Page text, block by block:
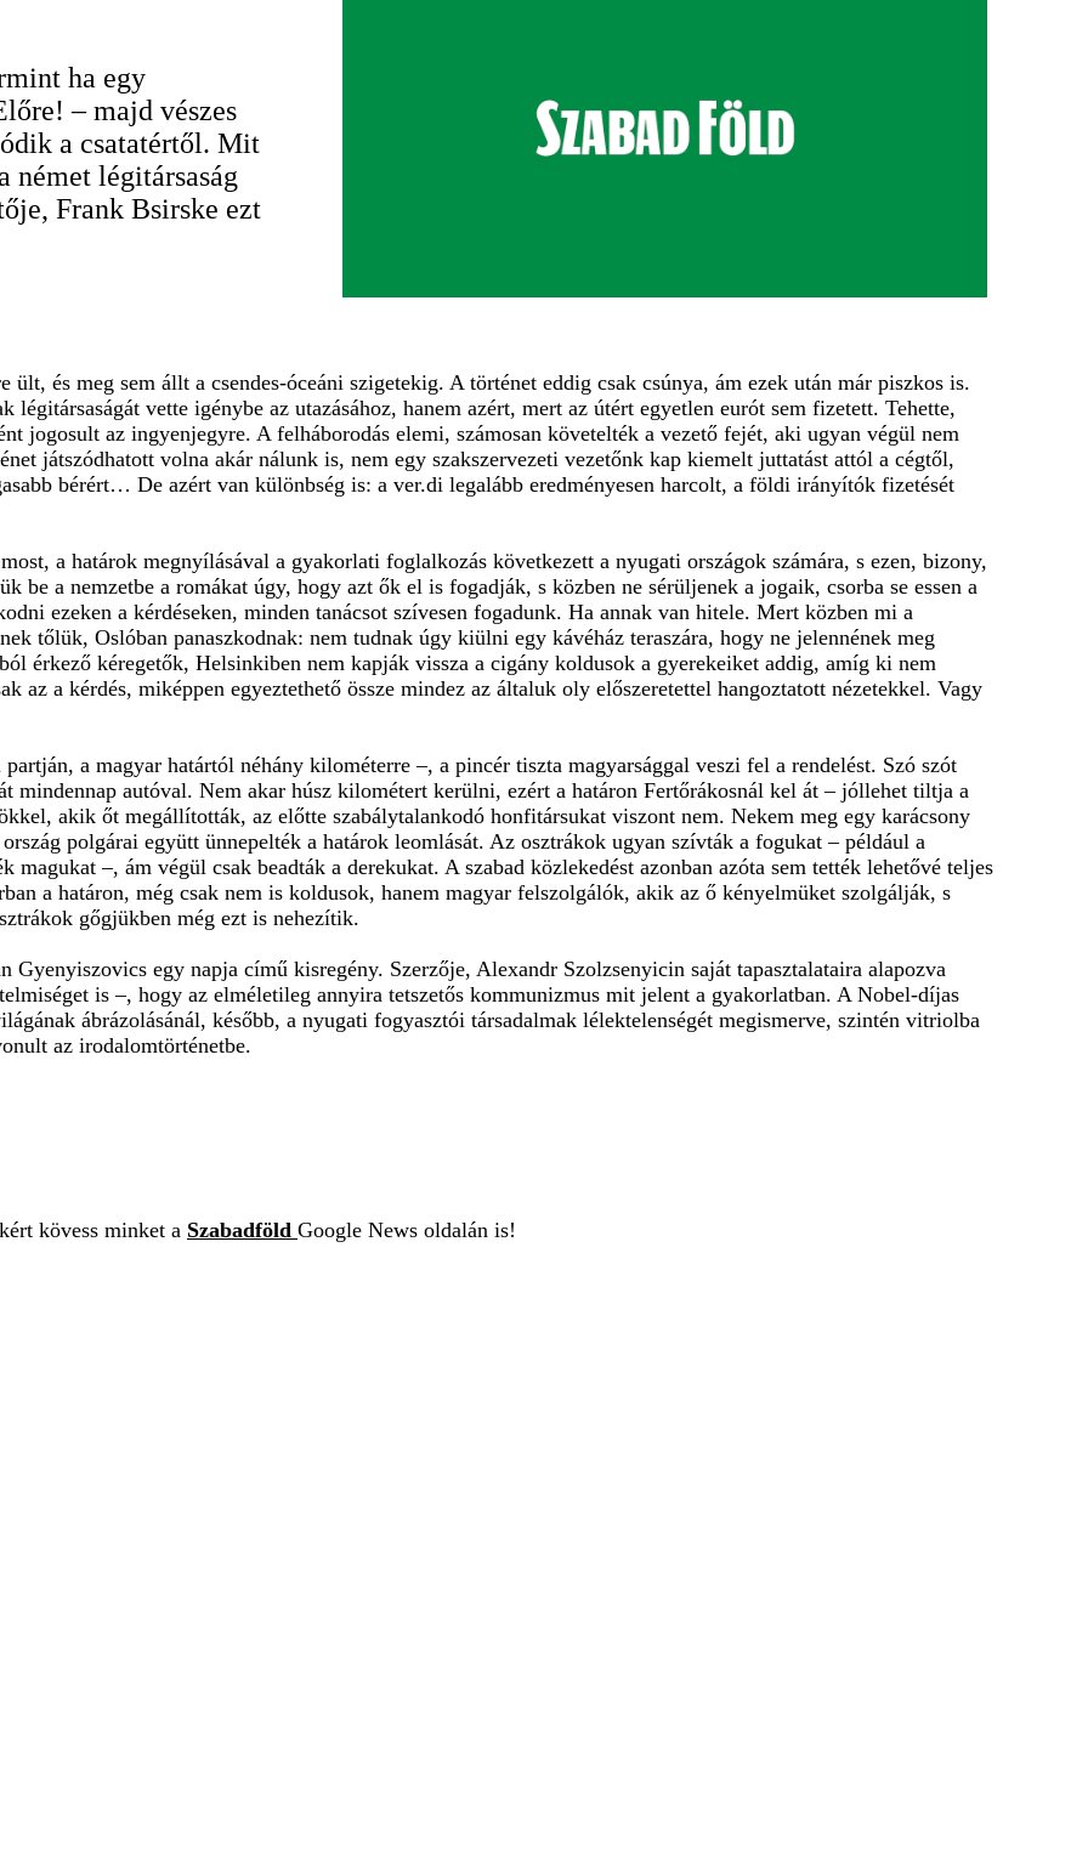
ha egy
– majd vészes
a csatatértől. Mit
német légitársaság
Frank Bsirske ezt
és meg sem állt a csendes-óceáni szigetekig. A történet eddig csak csúnya, ám ezek után már piszkos is.
légitársaságát vette igénybe az utazásához, hanem azért, mert az útért egyetlen eurót sem fizetett. Tehette,
jogosult az ingyenjegyre. A felháborodás elemi, számosan követelték a vezető fejét, aki ugyan végül nem
játszódhatott volna akár nálunk is, nem egy szakszervezeti vezetőnk kap kiemelt juttatást attól a cégtől,
bérért… De azért van különbség is: a ver.di legalább eredményesen harcolt, a földi irányítók fizetését
a határok megnyílásával a gyakorlati foglalkozás következett a nyugati országok számára, s ezen, bizony,
be a nemzetbe a romákat úgy, hogy azt ők el is fogadják, s közben ne sérüljenek a jogaik, csorba se essen a
ezeken a kérdéseken, minden tanácsot szívesen fogadunk. Ha annak van hitele. Mert közben mi a
tőlük, Oslóban panaszkodnak: nem tudnak úgy kiülni egy kávéház teraszára, hogy ne jelennének meg
érkező kéregetők, Helsinkiben nem kapják vissza a cigány koldusok a gyerekeiket addig, amíg ki nem
az a kérdés, miképpen egyeztethető össze mindez az általuk oly előszeretettel hangoztatott nézetekkel. Vagy
a magyar határtól néhány kilométerre –, a pincér tiszta magyarsággal veszi fel a rendelést. Szó szót
mindennap autóval. Nem akar húsz kilométert kerülni, ezért a határon Fertőrákosnál kel át – jóllehet tiltja a
akik őt megállították, az előtte szabálytalankodó honfitársukat viszont nem. Nekem meg egy karácsony
polgárai együtt ünnepelték a határok leomlását. Az osztrákok ugyan szívták a fogukat – például a
–, ám végül csak beadták a derekukat. A szabad közlekedést azonban azóta sem tették lehetővé teljes
a határon, még csak nem is koldusok, hanem magyar felszolgálók, akik az ő kényelmüket szolgálják, s
gőgjükben még ezt is nehezítik.
Gyenyiszovics egy napja című kisregény. Szerzője, Alexandr Szolzsenyicin saját tapasztalataira alapozva
is –, hogy az elméletileg annyira tetszetős kommunizmus mit jelent a gyakorlatban. A Nobel-díjas
ábrázolásánál, később, a nyugati fogyasztói társadalmak lélektelenségét megismerve, szintén vitriolba
az irodalomtörténetbe.
kövess minket a Szabadföld Google News oldalán is!